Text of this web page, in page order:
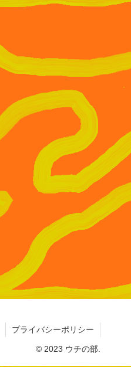
プライバシーポリシー
© 2023 ウチの部.